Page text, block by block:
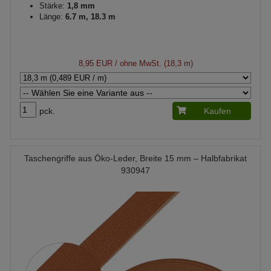
Stärke: 1,8 mm
Länge: 6.7 m, 18.3 m
8,95 EUR/ ohne MwSt. (18,3 m)
pck. Kaufen
Taschengriffe aus Öko-Leder, Breite 15 mm – Halbfabrikat
930947